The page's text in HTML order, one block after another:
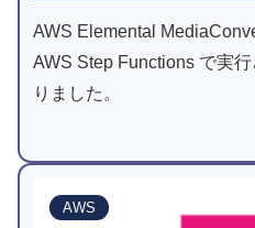
AWS Elemental
AWS Step Functions で実
りました。
AWS